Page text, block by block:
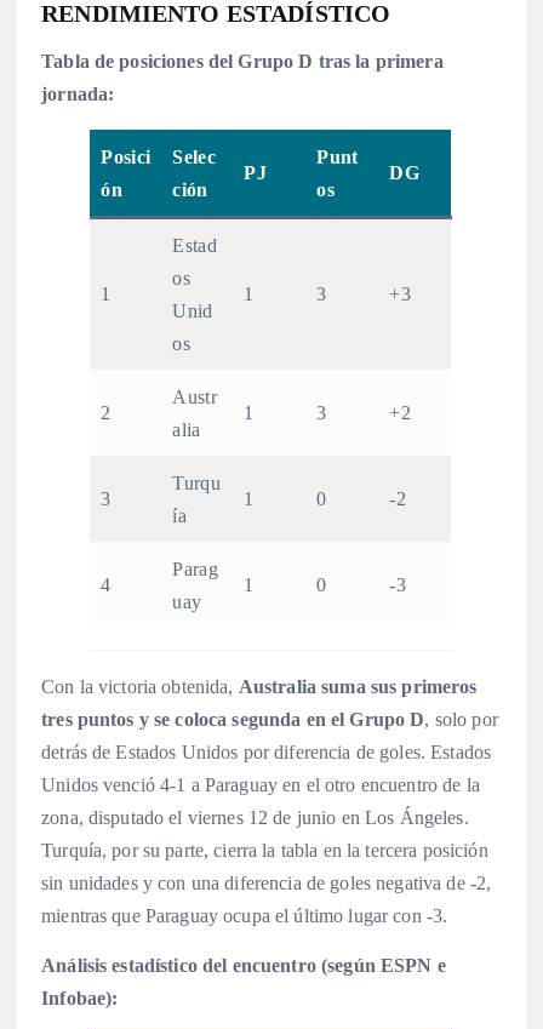
RENDIMIENTO ESTADÍSTICO
Tabla de posiciones del Grupo D tras la primera
jornada:
Posici
ón
Selec
ción
PJ
Punt
os
DG
1
Estad
os
Unid
os
1 3 +3
2
Austr
alia
1 3 +2
3
Turqu
ía
1 0 -2
4
Parag
uay
1 0 -3
Con la victoria obtenida, Australia suma sus primeros
tres puntos y se coloca segunda en el Grupo D, solo por
detrás de Estados Unidos por diferencia de goles. Estados
Unidos venció 4-1 a Paraguay en el otro encuentro de la
zona, disputado el viernes 12 de junio en Los Ángeles.
Turquía, por su parte, cierra la tabla en la tercera posición
sin unidades y con una diferencia de goles negativa de -2,
mientras que Paraguay ocupa el último lugar con -3.
Análisis estadístico del encuentro (según ESPN e
Infobae):